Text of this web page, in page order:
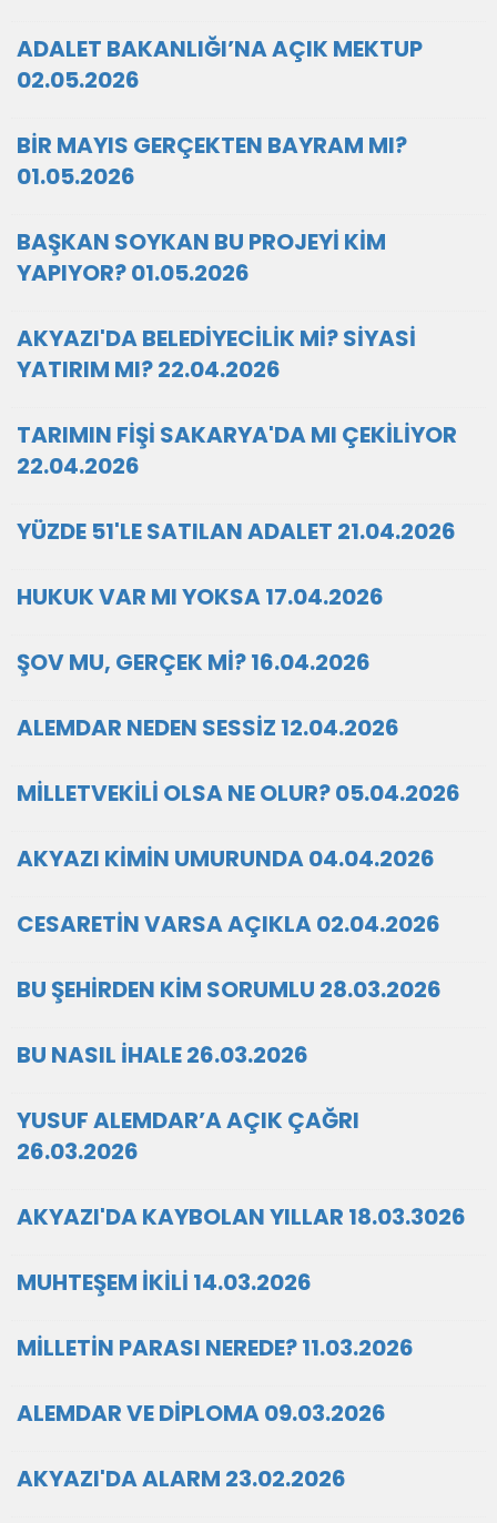
ADALET BAKANLIĞI’NA AÇIK MEKTUP
02.05.2026
BİR MAYIS GERÇEKTEN BAYRAM MI?
01.05.2026
BAŞKAN SOYKAN BU PROJEYİ KİM
YAPIYOR? 01.05.2026
AKYAZI'DA BELEDİYECİLİK Mİ? SİYASİ
YATIRIM MI? 22.04.2026
TARIMIN FİŞİ SAKARYA'DA MI ÇEKİLİYOR
22.04.2026
YÜZDE 51'LE SATILAN ADALET 21.04.2026
HUKUK VAR MI YOKSA 17.04.2026
ŞOV MU, GERÇEK Mİ? 16.04.2026
ALEMDAR NEDEN SESSİZ 12.04.2026
MİLLETVEKİLİ OLSA NE OLUR? 05.04.2026
AKYAZI KİMİN UMURUNDA 04.04.2026
CESARETİN VARSA AÇIKLA 02.04.2026
BU ŞEHİRDEN KİM SORUMLU 28.03.2026
BU NASIL İHALE 26.03.2026
YUSUF ALEMDAR’A AÇIK ÇAĞRI
26.03.2026
AKYAZI'DA KAYBOLAN YILLAR 18.03.3026
MUHTEŞEM İKİLİ 14.03.2026
MİLLETİN PARASI NEREDE? 11.03.2026
ALEMDAR VE DİPLOMA 09.03.2026
AKYAZI'DA ALARM 23.02.2026